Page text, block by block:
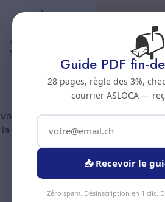
Code postal
Nettoyage
Code
Vous êtes au code postal1936? Chez
la commune de :Verbier(canton
disponibles, devis
Devis Instantané
📬
Guide PDF fin-
28 pages, règle des 3%,
courrier ASLOCA —
📥 Recevoir le
Zéro spam. Désinscription en 1 clic.